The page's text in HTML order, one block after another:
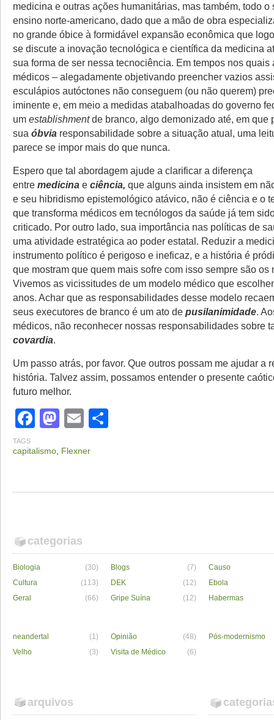
medicina e outras ações humanitárias, mas também, todo o
ensino norte-americano, dado que a mão de obra
no grande óbice à formidável expansão econômica que
se discute a inovação tecnológica e científica da medicina
sua forma de ser nessa tecnociência. Em tempos nos quais
médicos – alegadamente objetivando preencher vazios
esculápios autóctones não conseguem (ou não querem)
iminente e, em meio a medidas atabalhoadas do governo
um establishmentde branco, algo demonizado até, em que
sua óbvia responsabilidade sobre a situação atual, uma
parece se impor mais do que nunca.
Espero que tal abordagem ajude a clarificar a diferença
entre medicina e ciência, que alguns ainda insistem em
e seu hibridismo epistemológico atávico, não é ciência e o
que transforma médicos em tecnólogos da saúde já tem
criticado. Por outro lado, sua importância nas políticas de
uma atividade estratégica ao poder estatal. Reduzir a
instrumento político é perigoso e ineficaz, e a história é
que mostram que quem mais sofre com isso sempre são os
Vivemos as vicissitudes de um modelo médico que
anos. Achar que as responsabilidades desse modelo
seus executores de branco é um ato de pusilanimidade.
médicos, não reconhecer nossas responsabilidades sobre
covardia.
Um passo atrás, por favor. Que outros possam me ajudar a
história. Talvez assim, possamos entender o presente
futuro melhor.
Facebook
Mastodon
Email
TAGS
capitalismo, Flexner
categorias
Biologia (30) Blogs (7)
Causo
Cultura
(113) DEK (12)
Ebola
Geral
(66) Gripe Suína (12) Habermas
neandertal (1) Opinião (48)
Pós-modernismo
Velho
(3) Visita de Médico (6)
arquivos